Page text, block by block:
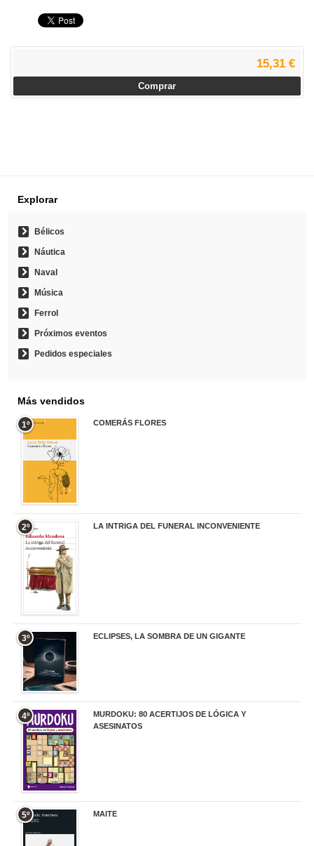
15,31 €
Comprar
Explorar
Bélicos
Náutica
Naval
Música
Ferrol
Próximos eventos
Pedidos especiales
Más vendidos
1º COMERÁS FLORES
2º LA INTRIGA DEL FUNERAL INCONVENIENTE
3º ECLIPSES, LA SOMBRA DE UN GIGANTE
4º
MURDOKU: 80 ACERTIJOS DE LÓGICA Y
ASESINATOS
5º MAITE